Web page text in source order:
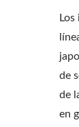
de
de
en